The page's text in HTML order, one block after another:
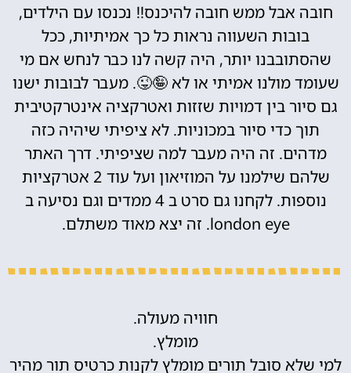
חובה אבל ממש חובה להיכנס!! נכנסו עם הילדים,
בובות השעווה נראות כל כך אמיתיות, ככל
שהסתובבנו יותר, היה קשה לנו כבר לנחש אם מי
שעומד מולנו אמיתי או לא 🤪😜. מעבר לבובות ישנו
גם סיור בין דמויות שזזות ואטרקציה אינטרקטיבית
תוך כדי סיור במכוניות. לא ציפיתי שיהיה כזה
מדהים. זה היה מעבר למה שציפיתי. דרך האתר
שלהם שילמנו על המוזיאון ועל עוד 2 אטרקציות
נוספות. לקחנו גם סרט ב 4 ממדים וגם נסיעה ב
london eye. זה יצא מאוד משתלם.
חוויה מעולה.
מומלץ.
למי שלא סובל תורים מומלץ לקנות כרטיס תור מהיר